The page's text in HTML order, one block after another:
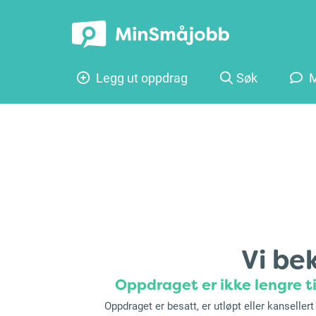
Legg ut oppdrag Søk
Vi
Oppdraget er ikke lengre
Oppdraget er besatt, er utløpt eller